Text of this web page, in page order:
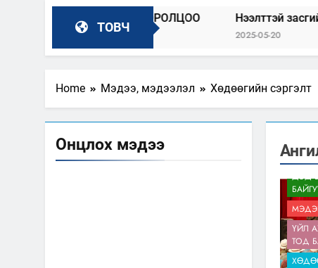
ТОВЧ
Нээлттэй засгийн түншлэл
2025-05-20
Home Мэдээ, мэдээлэл Хөдөөгийн сэргэлт
Онцлох мэдээ
ДЭД
ҮЙЛ
ТОД